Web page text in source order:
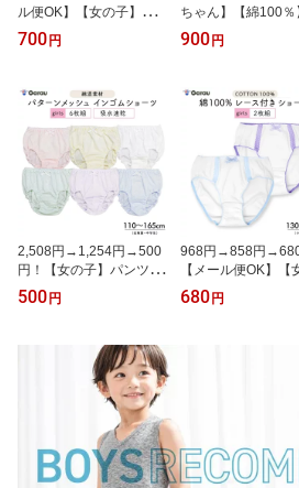
ル便OK】【女の子】ス
リップ キャミソール型
黒 110cm〜160cm【上部
ア インナー ワンピース
ドレス ペチコート スカ
ート 制服 ドレス 着物 11
0 120 130 140 150 160
ガロー
700 円
ちゃん】【綿100％
ャミソール 2枚組
地/レース付き 100
10 120 130
900 円
2,508円→1,254円→500
円！【女の子】パンツ 6
枚組 110cm〜165cm【吸
水速乾】【綿混】キッズ
ーツ パステル パターン
メッシュ 110 120 130 1
40 150 160 165 ガロー
500 円
968円→858円→680
【メール便OK】【
子】パンツ 2枚組
m〜165cm【綿100
680 円